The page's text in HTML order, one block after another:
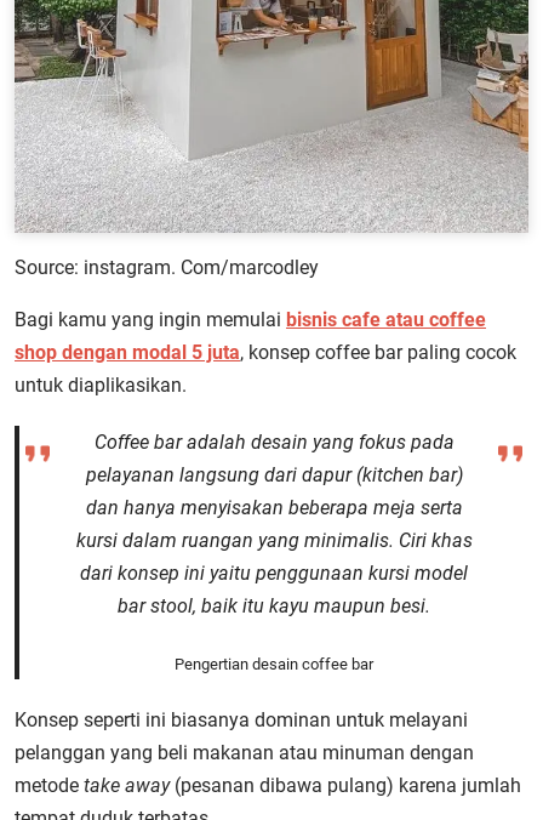
Source: instagram. Com/marcodley
Bagi kamu yang ingin memulai bisnis cafe atau coffee
shop dengan modal 5 juta, konsep coffee bar paling cocok
untuk diaplikasikan.
Coffee bar adalah desain yang fokus pada
pelayanan langsung dari dapur (kitchen bar)
dan hanya menyisakan beberapa meja serta
kursi dalam ruangan yang minimalis. Ciri khas
dari konsep ini yaitu penggunaan kursi model
bar stool, baik itu kayu maupun besi.
Pengertian desain coffee bar
Konsep seperti ini biasanya dominan untuk melayani
pelanggan yang beli makanan atau minuman dengan
metode take away(pesanan dibawa pulang) karena jumlah